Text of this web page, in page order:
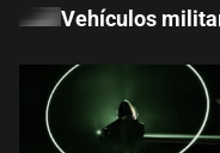
Vehículos